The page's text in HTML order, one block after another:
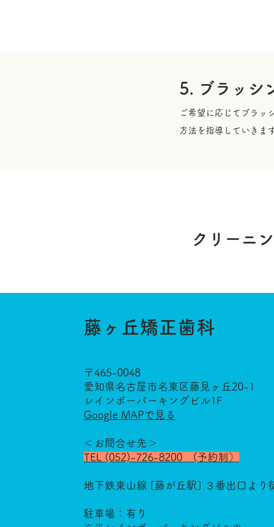
5. ブラッシ
ご希望に応じてブラッ
方法を指導していきます
クリーニ
〒465-0048
愛知県名古屋市名東区藤見ヶ丘20-1
レインボーパーキングビル1F
Google MAPで見る
​ ＜お問合せ先＞
TEL (052)-726-8200 (予約制）
地下鉄東山線 [藤が丘駅] ３番出口より
駐車場：有り
藤ヶ丘矯正歯科